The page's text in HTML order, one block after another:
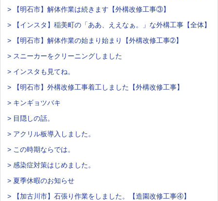
> 【明石市】解体作業は続きます【外構改修工事③】
> 【インスタ】稲美町の「ああ、ええなぁ。」な外構工事【全体】
> 【明石市】解体作業の始まり始まり【外構改修工事➁】
> スニーカーをクリーニングしました
> インスタも見てね。
> 【明石市】外構改修工事着工しました【外構改修工事】
> キンギョツバキ
> 目隠しの話。
> アクリル板導入しました。
> この時期ならでは。
> 感染症対策はじめました。
> 夏季休暇のお知らせ
> 【加古川市】石張り作業をしました。【造園改修工事④】